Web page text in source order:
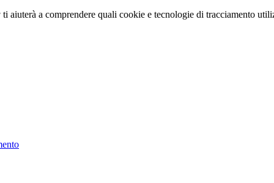
a comprendere quali cookie e tecnologie di tracciamento